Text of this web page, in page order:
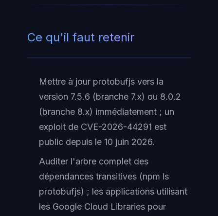
Ce qu'il faut retenir
Mettre à jour protobufjs vers la
version 7.5.6 (branche 7.x) ou 8.0.2
(branche 8.x) immédiatement ; un
exploit de CVE-2026-44291 est
public depuis le 10 juin 2026.
Auditer l'arbre complet des
dépendances transitives (npm ls
protobufjs) ; les applications utilisant
les Google Cloud Libraries pour